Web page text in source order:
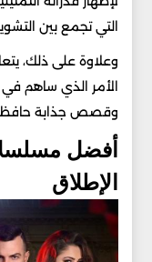
التي تجمع بين
وعلاوة على ذلك،
الأمر الذي ساهم في
وقصص جذابة
أفضل
الإطلاق